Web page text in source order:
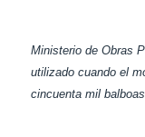
Ministerio de Obras
utilizado cuando el
cincuenta mil